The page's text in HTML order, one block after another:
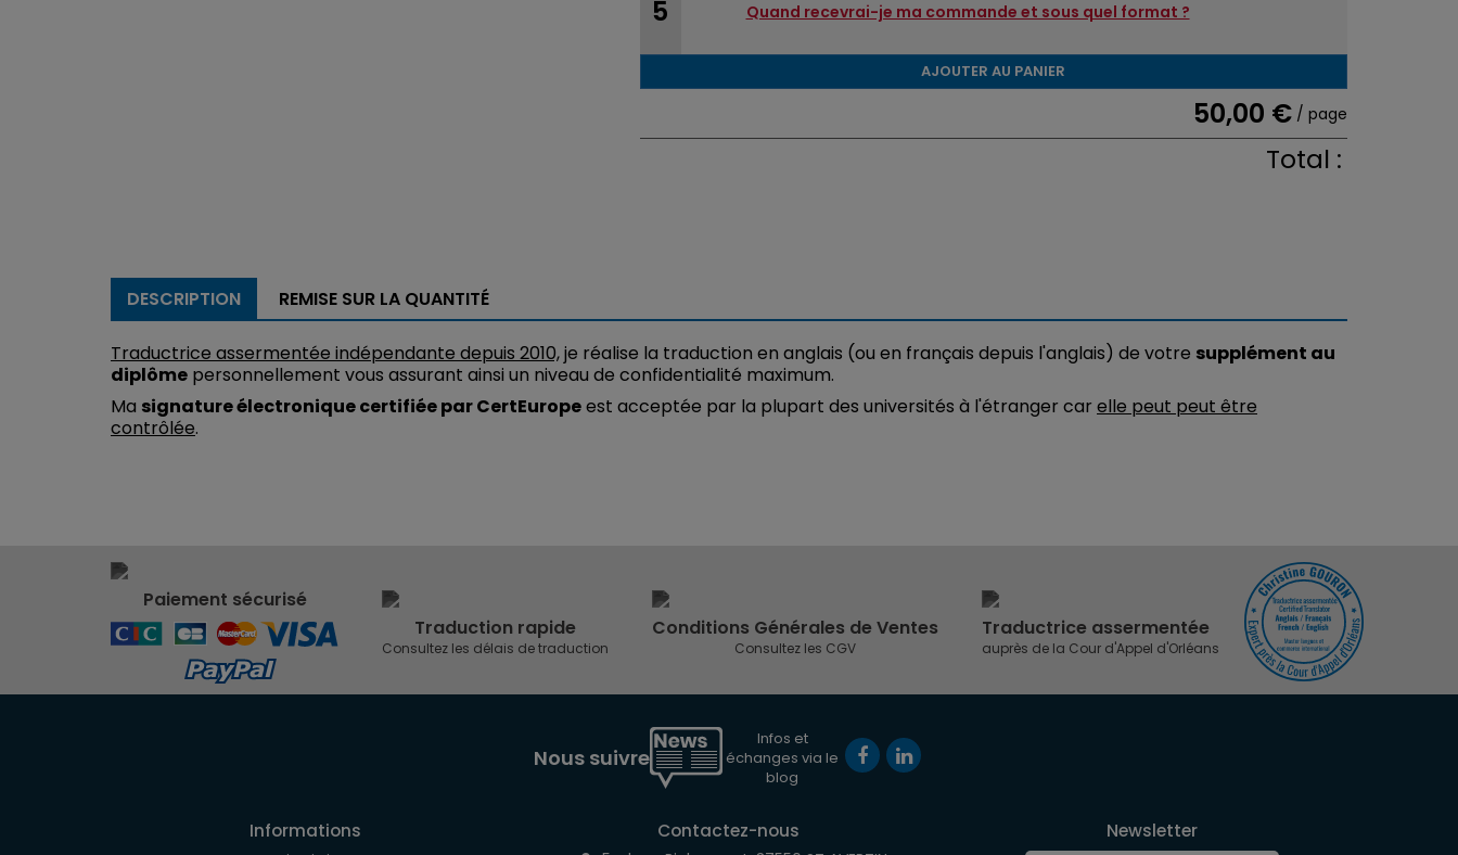
Quand recevrai-je ma commande et sous quel format ?
AJOUTER AU PANIER
50,00 €/ page
Total :
DESCRIPTION REMISE SUR LA QUANTITÉ
Traductrice assermentée indépendante depuis 2010,je réalise la traduction en anglais (ou en français depuis l'anglais) de votre supplément au
diplôme personnellement vous assurant ainsi un niveau de confidentialité maximum.
Ma signature électronique certifiée par CertEuropeest acceptée par la plupart des universités à l'étranger car elle peut peut être
contrôlée.
Paiement sécurisé
Traduction rapide
Consultez les délais de traduction
Conditions Générales de Ventes
Consultez les CGV
Traductrice assermentée
auprès de la Cour d'Appel d'Orléans
Nous suivre
Infos et
échanges via le
blog
Informations Contactez-nous Newsletter